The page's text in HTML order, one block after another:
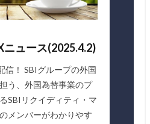
ュース(2025.4.2)
信！ SBIグループの外国
う、外国為替事業のプ
SBIリクイディティ・マ
メンバーがわかりやす